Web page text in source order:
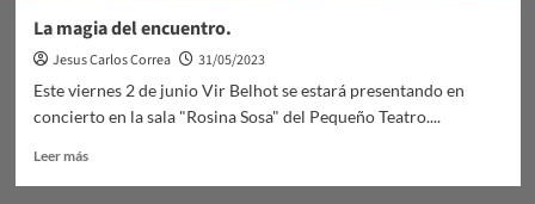
La magia del encuentro.
Jesus Carlos Correa
31/05/2023
Este viernes 2 de junio Vir Belhot se estará presentando en
concierto en la sala "Rosina Sosa" del Pequeño Teatro....
Leer másLeer